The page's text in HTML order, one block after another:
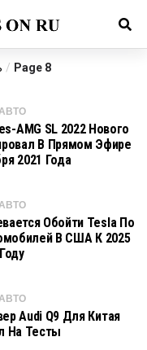
/ Page 8
AMG SL 2022 Нового
В Прямом Эфире
2021 Года
Обойти Tesla По
В США К 2025
Году
Audi Q9 Для Китая
На Тесты